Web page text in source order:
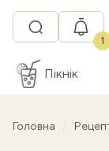
1
Пікнік
Головна